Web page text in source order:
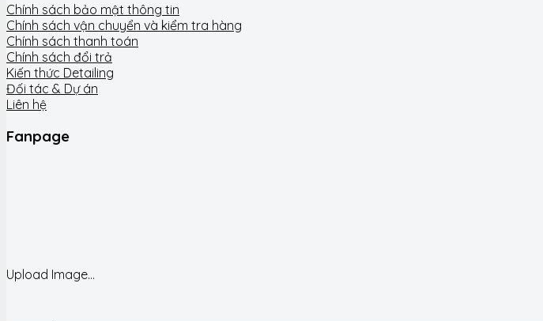
Chính sách bảo mật thông tin
Chính sách vận chuyển và kiểm tra hàng
Chính sách thanh toán
Chính sách đổi trả
Kiến thức Detailing
Đối tác & Dự án
Liên hệ
Fanpage
Upload Image...